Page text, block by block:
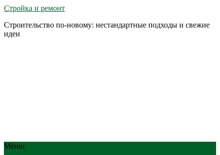
Стройка и ремонт
Строительство по-новому: нестандартные подходы и свежие
идеи
Меню